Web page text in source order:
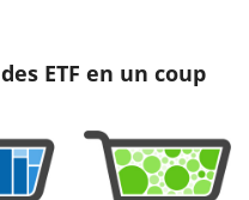
ETF en un coup